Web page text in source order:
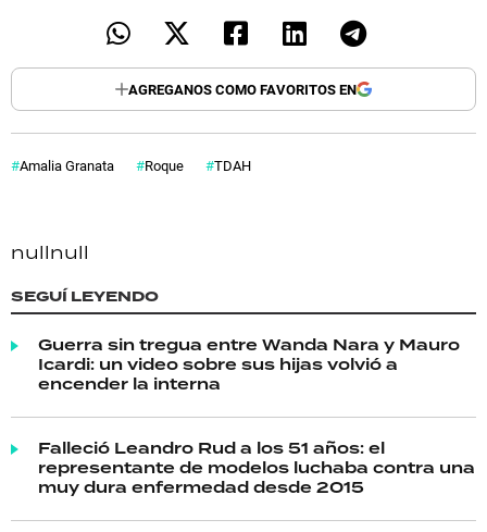
AGREGANOS COMO FAVORITOS EN
Amalia Granata Roque TDAH
nullnull
SEGUÍ LEYENDO
Guerra sin tregua entre Wanda Nara y Mauro
Icardi: un video sobre sus hijas volvió a
encender la interna
Falleció Leandro Rud a los 51 años: el
representante de modelos luchaba contra una
muy dura enfermedad desde 2015